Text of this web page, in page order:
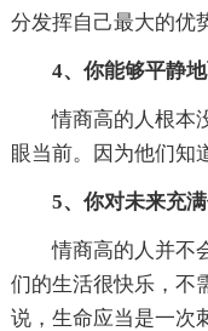
分发挥自己最大的优
4、你能够平静地
情商高的人根本
眼当前。因为他们知
5、你对未来充满
情商高的人并不
们的生活很快乐，不
说，生命应当是一次